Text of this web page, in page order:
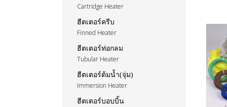
Cartridge Heater
ฮีตเตอร์ครีบ
Finned Heater
ฮีตเตอร์ท่อกลม
Tubular Heater
ฮีตเตอร์ต้มน้ำ(จุ่ม)
Immersion Heater
ฮีตเตอร์บอบบิ้น